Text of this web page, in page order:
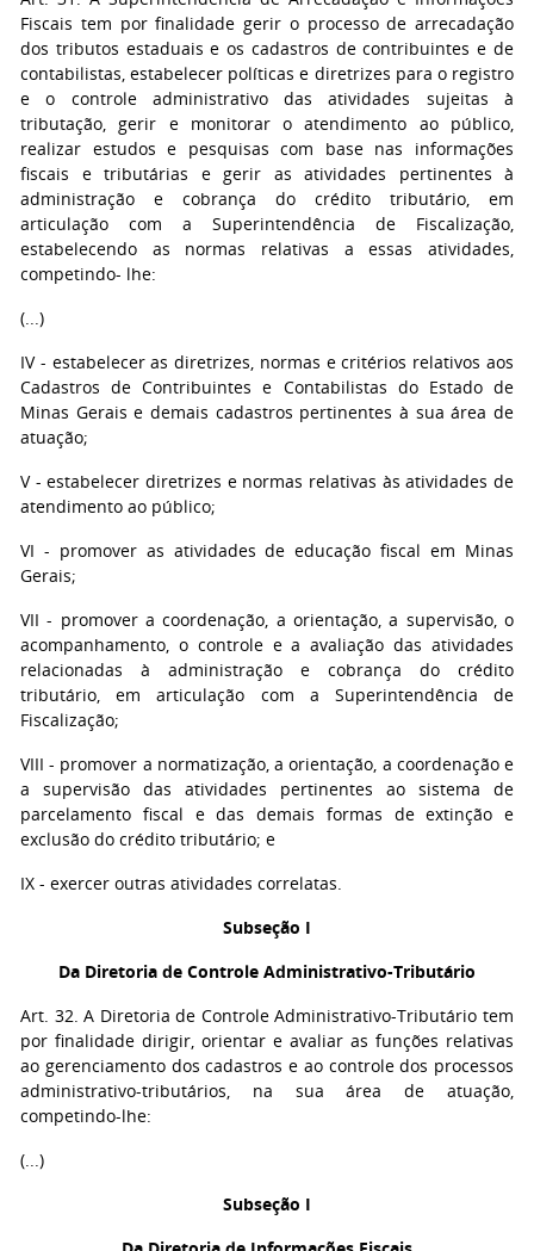
Fiscais tem por finalidade gerir o processo de arrecadação
dos tributos estaduais e os cadastros de contribuintes e de
contabilistas, estabelecer políticas e diretrizes para o registro
e o controle administrativo das atividades sujeitas à
tributação, gerir e monitorar o atendimento ao público,
realizar estudos e pesquisas com base nas informações
fiscais e tributárias e gerir as atividades pertinentes à
administração e cobrança do crédito tributário, em
articulação com a Superintendência de Fiscalização,
estabelecendo as normas relativas a essas atividades,
competindo- lhe:
(...)
IV - estabelecer as diretrizes, normas e critérios relativos aos
Cadastros de Contribuintes e Contabilistas do Estado de
Minas Gerais e demais cadastros pertinentes à sua área de
atuação;
V - estabelecer diretrizes e normas relativas às atividades de
atendimento ao público;
VI - promover as atividades de educação fiscal em Minas
Gerais;
VII - promover a coordenação, a orientação, a supervisão, o
acompanhamento, o controle e a avaliação das atividades
relacionadas à administração e cobrança do crédito
tributário, em articulação com a Superintendência de
Fiscalização;
VIII - promover a normatização, a orientação, a coordenação e
a supervisão das atividades pertinentes ao sistema de
parcelamento fiscal e das demais formas de extinção e
exclusão do crédito tributário; e
IX - exercer outras atividades correlatas.
Subseção I
Da Diretoria de Controle Administrativo-Tributário
Art. 32. A Diretoria de Controle Administrativo-Tributário tem
por finalidade dirigir, orientar e avaliar as funções relativas
ao gerenciamento dos cadastros e ao controle dos processos
administrativo-tributários, na sua área de atuação,
competindo-lhe:
(...)
Subseção I